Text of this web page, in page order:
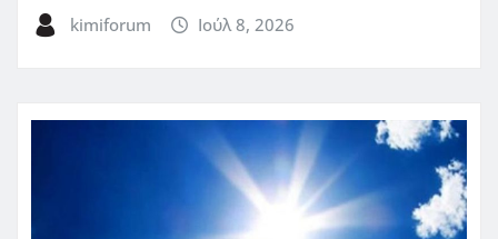
kimiforum Ιούλ 8, 2026